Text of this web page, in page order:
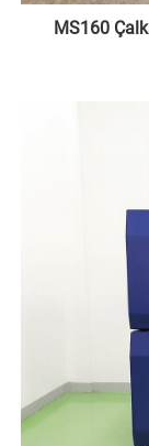
MS160